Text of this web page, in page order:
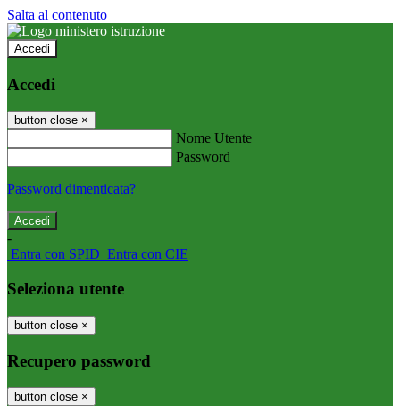
Salta al contenuto
Accedi
Accedi
button close ×
Nome Utente
Password
Password dimenticata?
-
Entra con SPID Entra con CIE
Seleziona utente
button close ×
Recupero password
button close ×